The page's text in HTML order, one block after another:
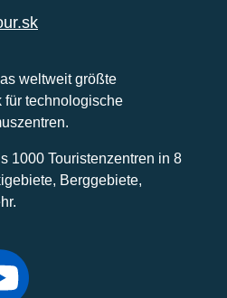
weltweit größte
für technologische
1000 Touristenzentren in 8
Berggebiete,